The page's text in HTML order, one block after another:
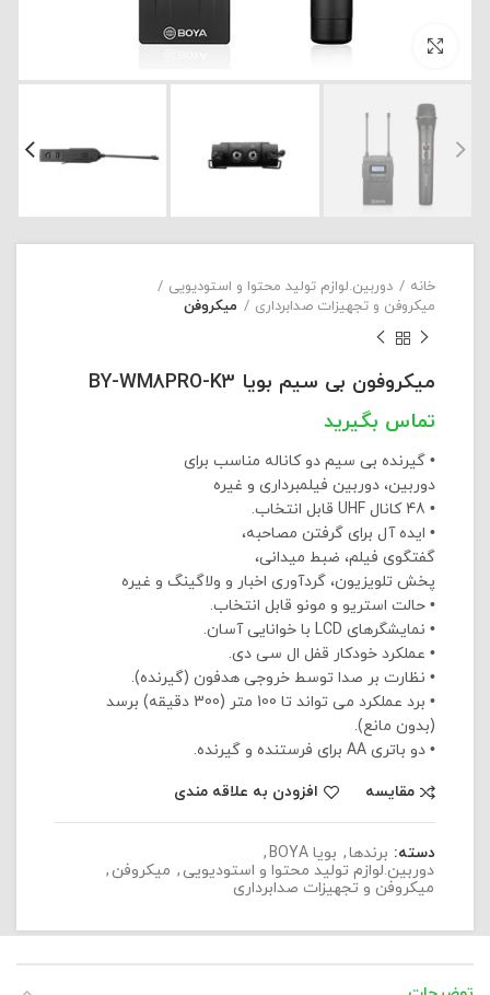
بزرگنمایی تصویر
خانه
دوربین.لوازم تولید محتوا و استودیویی
میکروفن و تجهیزات صدابرداری
میکروفن
میکروفون بی سیم بویا BY-WM8PRO-K3
• گیرنده بی سیم دو کاناله مناسب برای
دوربین، دوربین فیلمبرداری و غیره
• 48 کانال UHF قابل انتخاب.
• ایده آل برای گرفتن مصاحبه،
گفتگوی فیلم، ضبط میدانی،
پخش تلویزیون، گردآوری اخبار و ولاگینگ و غیره
• حالت استریو و مونو قابل انتخاب.
• نمایشگرهای LCD با خوانایی آسان.
• عملکرد خودکار قفل ال سی دی.
• نظارت بر صدا توسط خروجی هدفون (گیرنده).
• برد عملکرد می تواند تا 100 متر (300 دقیقه) برسد
(بدون مانع).
• دو باتری AA برای فرستنده و گیرنده.
مقایسه
افزودن به علاقه مندی
دسته: برندها, بویا BOYA
,
دوربین.لوازم تولید محتوا و استودیویی , میکروفن ,
میکروفن و تجهیزات صدابرداری